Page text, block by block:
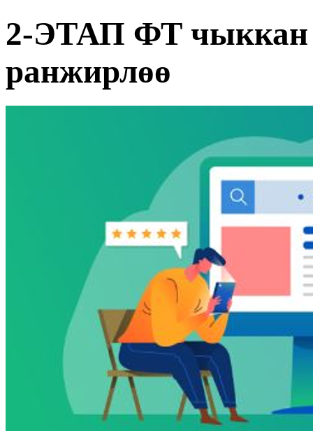
2-ЭТАП ФТ чыккан
ранжирлөө